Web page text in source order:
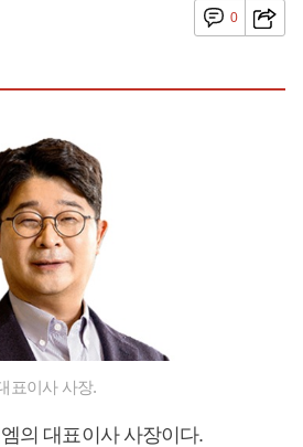
0
표이사 사장.
의 대표이사 사장이다.